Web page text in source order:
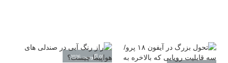
05 آگوست 2026